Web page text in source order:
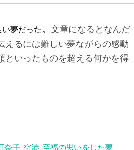
い夢だった 。 文章になるとなんだ
えるには難しい夢ながらの感動
といったものを超える何かを得
奈子, 空港, 至福の思いをした夢